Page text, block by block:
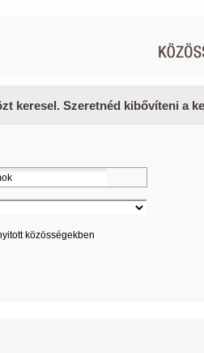
keresel. Szeretnéd kibővíteni a
közösségekben